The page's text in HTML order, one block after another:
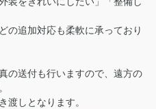
の追加対応も柔軟に承っており
の送付も行いますので、遠方の
渡しとなります。